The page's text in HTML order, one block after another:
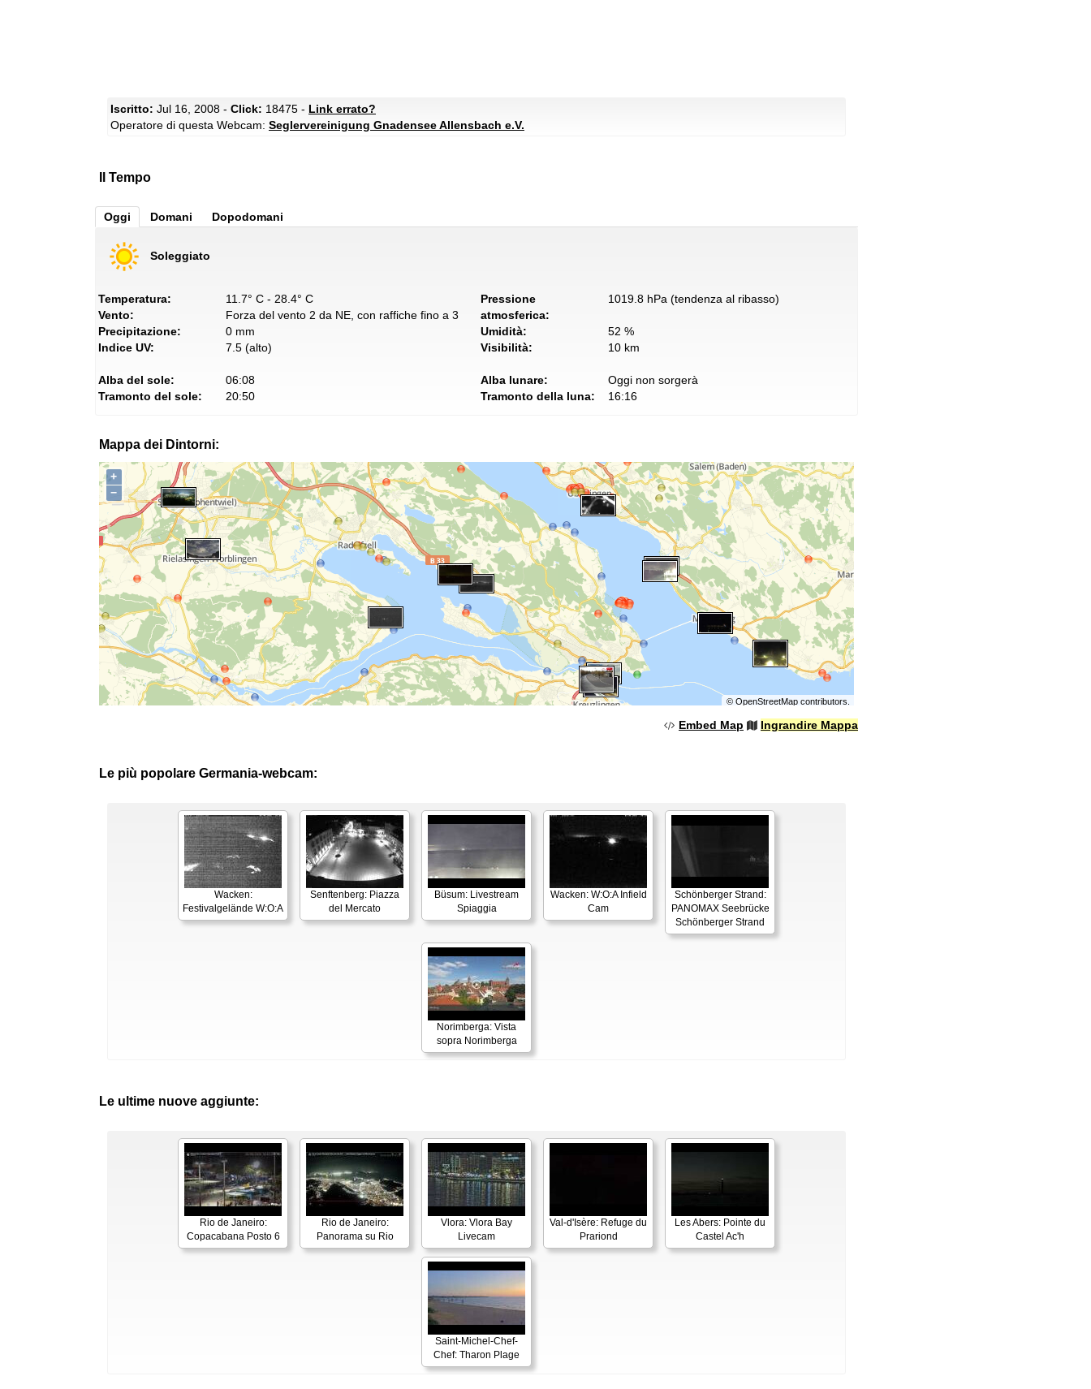
Iscritto: Jul 16, 2008 - Click: 18475 - Link errato?
Operatore di questa Webcam: Seglervereinigung Gnadensee Allensbach e.V.
Il Tempo
Oggi Domani Dopodomani
Soleggiato
Temperatura:
11.7° C - 28.4° C
Vento:
Forza del vento 2 da NE, con raffiche fino a 3
Precipitazione:
0 mm
Indice UV:
7.5 (alto)
Pressione
atmosferica:
1019.8 hPa (tendenza al ribasso)
Umidità:
52 %
Visibilità:
10 km
Alba del sole:
06:08
Tramonto del sole:
20:50
Alba lunare:
Oggi non sorgerà
Tramonto della luna:
16:16
Mappa dei Dintorni:
+
−
© OpenStreetMapcontributors.
Embed Map Ingrandire Mappa
Le più popolare Germania-webcam:
Wacken:
Festivalgelände W:O:A
Senftenberg: Piazza
del Mercato
Büsum: Livestream
Spiaggia
Wacken: W:O:A Infield
Cam
Schönberger Strand:
PANOMAX Seebrücke
Schönberger Strand
Norimberga: Vista
sopra Norimberga
Le ultime nuove aggiunte:
Rio de Janeiro:
Copacabana Posto 6
Rio de Janeiro:
Panorama su Rio
Vlora: Vlora Bay
Livecam
Val-d'Isère: Refuge du
Prariond
Les Abers: Pointe du
Castel Ac'h
Saint-Michel-Chef-
Chef: Tharon Plage